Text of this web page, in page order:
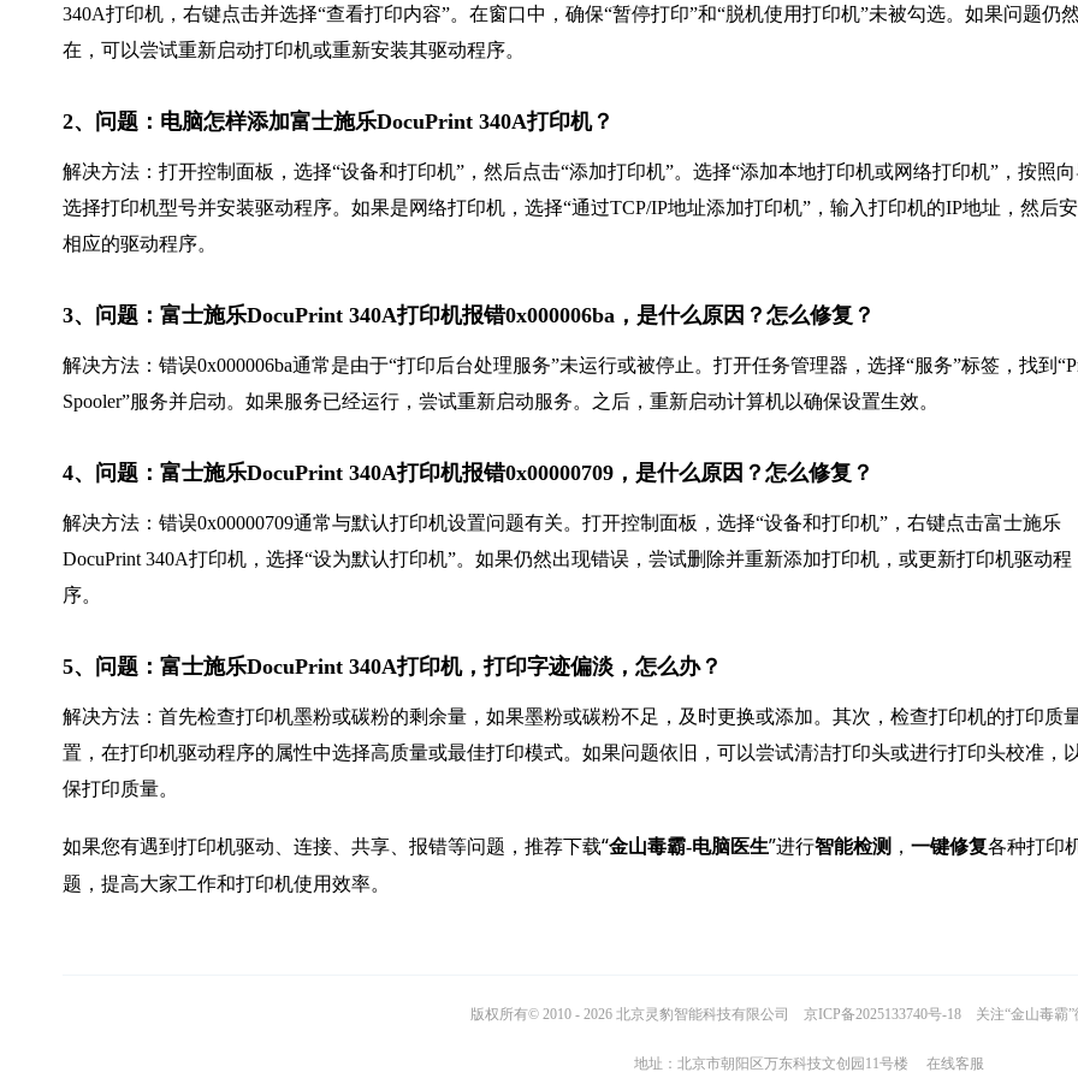
340A打印机，右键点击并选择“查看打印内容”。在窗口中，确保“暂停打印”和“脱机使用打印机”未被勾选。如果问题仍
在，可以尝试重新启动打印机或重新安装其驱动程序。
2、问题：电脑怎样添加富士施乐DocuPrint 340A打印机？
解决方法：打开控制面板，选择“设备和打印机”，然后点击“添加打印机”。选择“添加本地打印机或网络打印机”，按照
选择打印机型号并安装驱动程序。如果是网络打印机，选择“通过TCP/IP地址添加打印机”，输入打印机的IP地址，然后
相应的驱动程序。
3、问题：富士施乐DocuPrint 340A打印机报错0x000006ba，是什么原因？怎么修复？
解决方法：错误0x000006ba通常是由于“打印后台处理服务”未运行或被停止。打开任务管理器，选择“服务”标签，找到
Spooler”服务并启动。如果服务已经运行，尝试重新启动服务。之后，重新启动计算机以确保设置生效。
4、问题：富士施乐DocuPrint 340A打印机报错0x00000709，是什么原因？怎么修复？
解决方法：错误0x00000709通常与默认打印机设置问题有关。打开控制面板，选择“设备和打印机”，右键点击富士施乐
DocuPrint 340A打印机，选择“设为默认打印机”。如果仍然出现错误，尝试删除并重新添加打印机，或更新打印机驱动程
序。
5、问题：富士施乐DocuPrint 340A打印机，打印字迹偏淡，怎么办？
解决方法：首先检查打印机墨粉或碳粉的剩余量，如果墨粉或碳粉不足，及时更换或添加。其次，检查打印机的打印质
置，在打印机驱动程序的属性中选择高质量或最佳打印模式。如果问题依旧，可以尝试清洁打印头或进行打印头校准，
保打印质量。
如果您有遇到打印机驱动、连接、共享、报错等问题，推荐下载“金山毒霸-电脑医生”进行智能检测 ， 一键修复各种打印
题，提高大家工作和打印机使用效率。
版权所有© 2010 - 2026 北京灵豹智能科技有限公司 京ICP备2025133740号-18 关注“金山毒霸
地址：北京市朝阳区万东科技文创园11号楼 在线客服